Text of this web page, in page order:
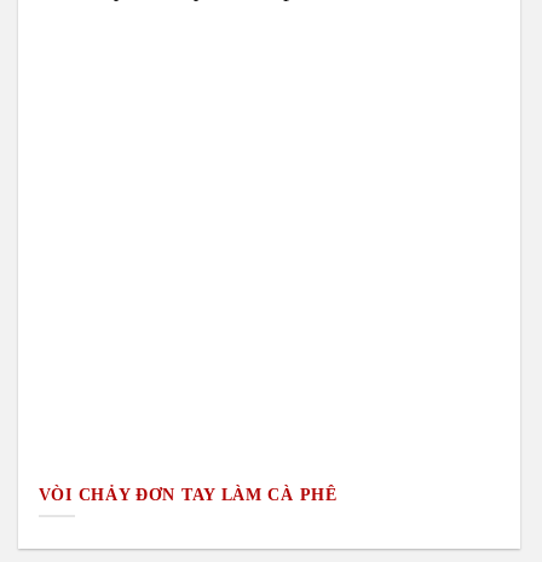
VÒI CHẢY ĐƠN TAY LÀM CÀ PHÊ